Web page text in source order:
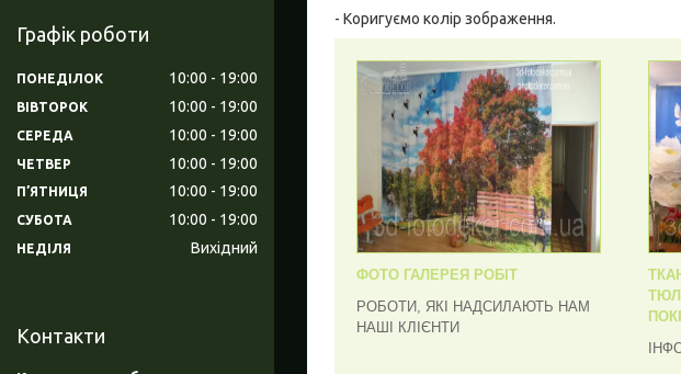
- Коригуємо колір зображення.
ФОТО ГАЛЕРЕЯ РОБІТ
РОБОТИ, ЯКІ НАДСИЛАЮТЬ НАМ
НАШІ КЛІЄНТИ
Графік роботи
ПОНЕДІЛОК 10:00 19:00
ВІВТОРОК 10:00 19:00
СЕРЕДА 10:00 19:00
ЧЕТВЕР 10:00 19:00
ПʼЯТНИЦЯ 10:00 19:00
СУБОТА 10:00 19:00
НЕДІЛЯ Вихідний
Контакти